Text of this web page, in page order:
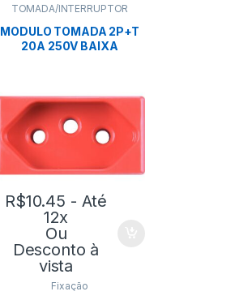
TOMADA/INTERRUPTOR
MODULO TOMADA 2P+T
20A 250V BAIXA
R$10.45 - Até
12x
Ou
Desconto à
vista
Fixação